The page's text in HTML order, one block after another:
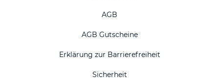
AGB
AGB Gutscheine
Erklärung zur Barrierefreiheit
Sicherheit